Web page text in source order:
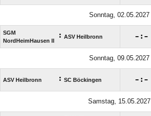
Sonntag, 02.05.2027
SGM
NordHeimHausen II
: ASV Heilbronn  : 
Sonntag, 09.05.2027
ASV Heilbronn : SC Böckingen  : 
Samstag, 15.05.2027